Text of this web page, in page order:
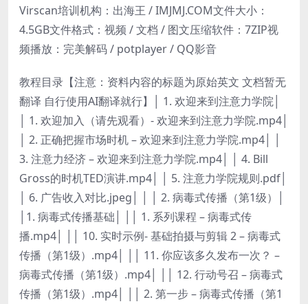
Virscan培训机构：出海王 / IMJMJ.COM文件大小：
4.5GB文件格式：视频 / 文档 / 图文压缩软件：7ZIP视
频播放：完美解码 / potplayer / QQ影音
教程目录【注意：资料内容的标题为原始英文 文档暂无
翻译 自行使用AI翻译就行】│ 1. 欢迎来到注意力学院│
│ 1. 欢迎加入（请先观看）- 欢迎来到注意力学院.mp4│
│ 2. 正确把握市场时机 – 欢迎来到注意力学院.mp4│ │
3. 注意力经济 – 欢迎来到注意力学院.mp4│ │ 4. Bill
Gross的时机TED演讲.mp4│ │ 5. 注意力学院规则.pdf│
│ 6. 广告收入对比.jpeg│ │ │ 2. 病毒式传播（第1级）│
│1. 病毒式传播基础│ ││ 1. 系列课程 – 病毒式传
播.mp4│ ││ 10. 实时示例- 基础拍摄与剪辑 2 – 病毒式
传播（第1级）.mp4│ ││ 11. 你应该多久发布一次？ –
病毒式传播（第1级）.mp4│ ││ 12. 行动号召 – 病毒式
传播（第1级）.mp4│ ││ 2. 第一步 – 病毒式传播（第1